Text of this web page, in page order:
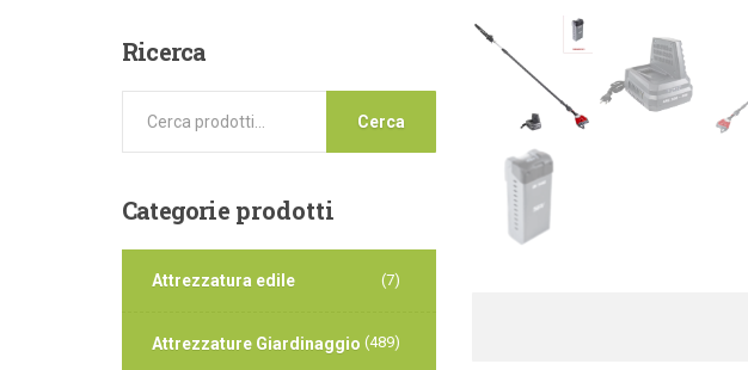
Ricerca
Cerca
Categorieprodotti
Attrezzatura edile (7)
Attrezzature Giardinaggio (489)